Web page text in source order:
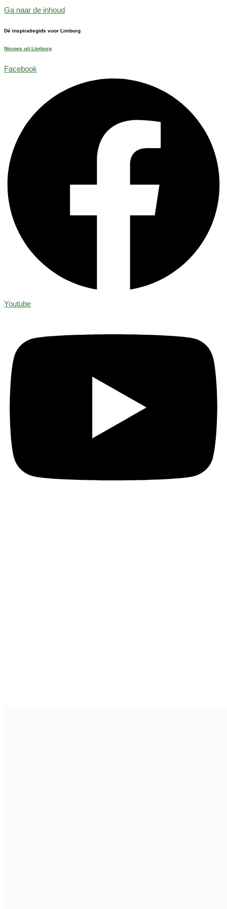
Ga naar de inhoud
Dé inspiratiegids voor Limburg
Nieuws uit Limburg
Facebook
Youtube